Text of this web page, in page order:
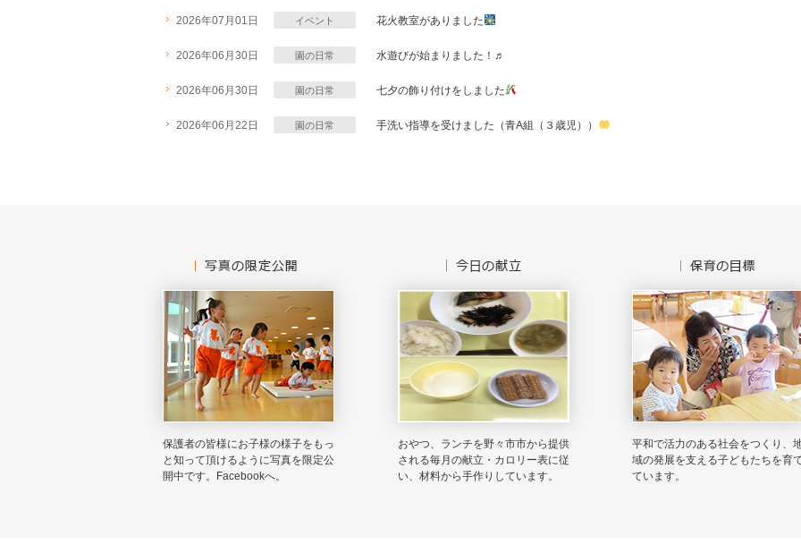
2026年07月01日 イベント 花火教室がありました
2026年06月30日 園の日常 水遊びが始まりました！♬
2026年06月30日 園の日常 七夕の飾り付けをしました
2026年06月22日 園の日常 手洗い指導を受けました（青A組（３歳児））
保護者の皆様にお子様の様子をもっ
と知って頂けるように写真を限定公
開中です。Facebookへ。
おやつ、ランチを野々市市から提供
される毎月の献立・カロリー表に従
い、材料から手作りしています。
平和で活力のある社会をつくり、
域の発展を支える子どもたちを育
ています。